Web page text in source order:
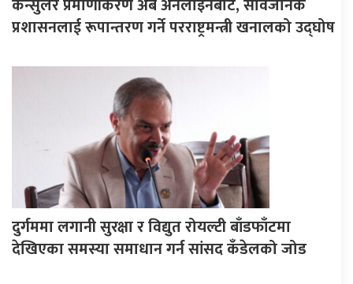
कन्सुलर प्रमाणीकरण अब अनलाइनबाट, सार्वजनिक
प्रशासनलाई रूपान्तरण गर्ने परराष्ट्रमन्त्री खनालको उद्घोष
दुर्गममा लगानी सुरक्षा र विद्युत रोयल्टी बाँडफाँटमा
देखिएका समस्या समाधान गर्न सांसद कँडेलको जोड